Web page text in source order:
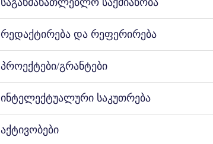
საგანმანათლებლო საქმიანობა
რედაქტირება და რეფერირება
პროექტები/გრანტები
ინტელექტუალური საკუთრება
აქტივობები